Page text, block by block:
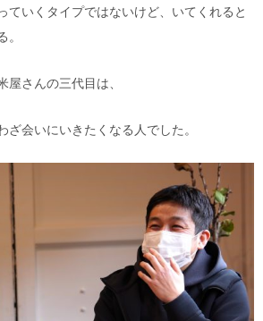
ていくタイプではないけど、いてくれると
さんの三代目は、
会いにいきたくなる人でした。